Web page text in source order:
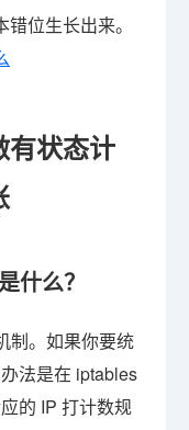
位生长出来。
状态计
什么？
制。如果你要统
法是在 iptables
的 IP 打计数规